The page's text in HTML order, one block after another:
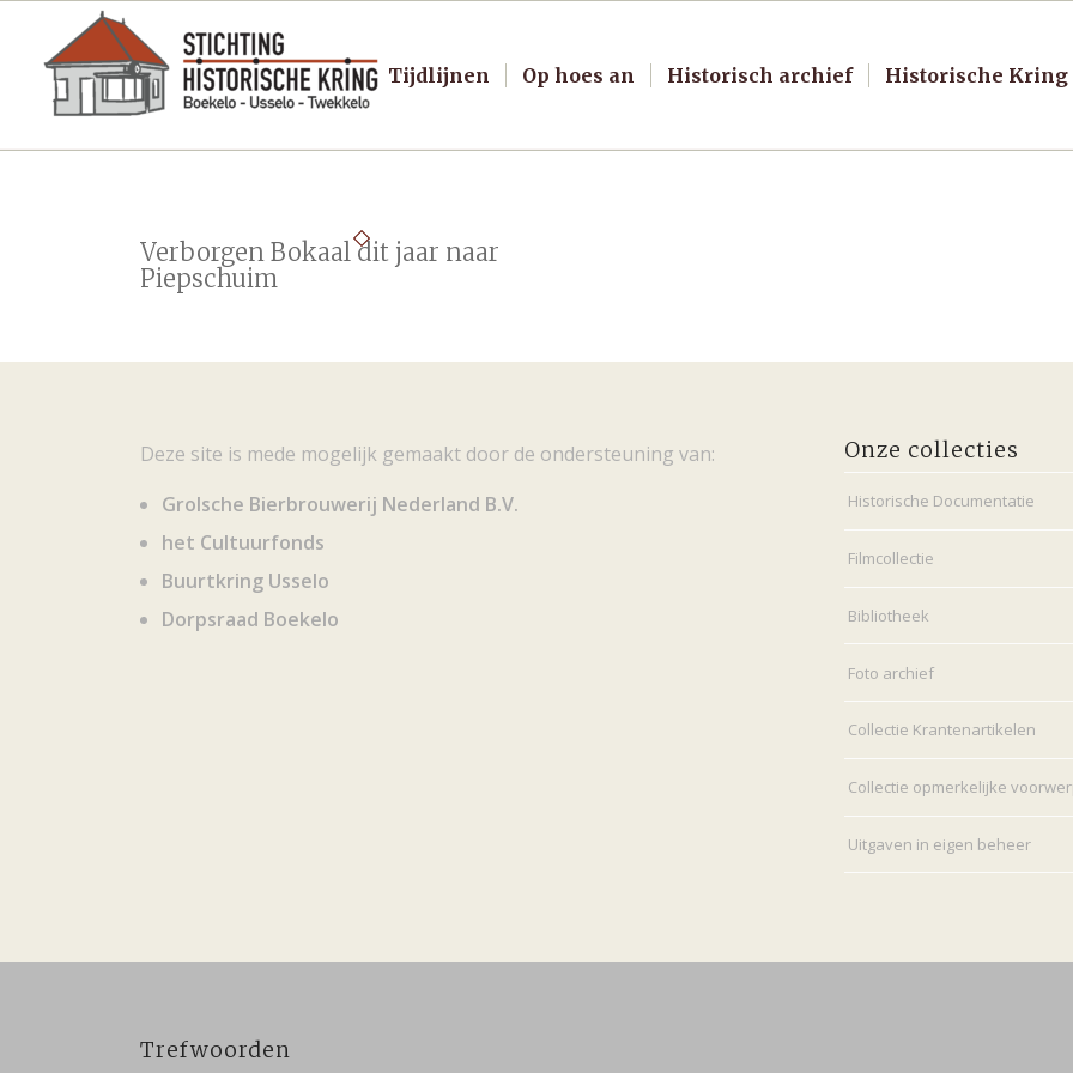
Tijdlijnen Op hoes an Historisch archief Historische Kring
Verborgen Bokaal dit jaar naar
Piepschuim
Deze site is mede mogelijk gemaakt door de ondersteuning van:
Grolsche Bierbrouwerij Nederland B.V.
het Cultuurfonds
Buurtkring Usselo
Dorpsraad Boekelo
Onze collecties
Historische Documentatie
Filmcollectie
Bibliotheek
Foto archief
Collectie Krantenartikelen
Collectie opmerkelijke
Uitgaven in eigen beheer
Trefwoorden